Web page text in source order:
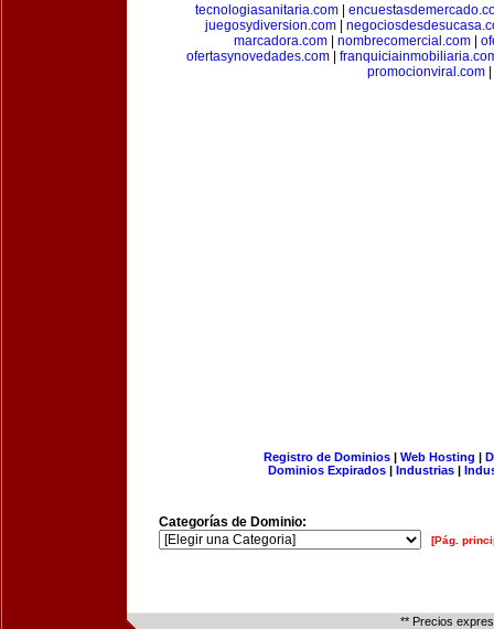
tecnologiasanitaria.com|
juegosydiversion.com
marcadora.com| nombrecomercial.com|
ofertasynovedades.com|
promocionviral.com|
Registro de Dominios| Web Hosting |
Dominios Expirados | Industrias |
Categorías de Dominio:
[Pág.
** Precios